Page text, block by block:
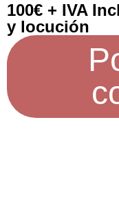
100€ + IVA
y locución